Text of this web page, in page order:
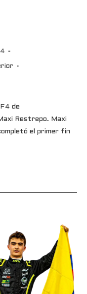
de
Restrepo. Maxi
el primer fin